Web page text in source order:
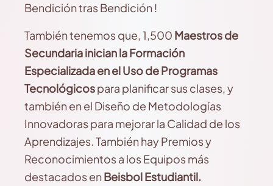
Bendición tras Bendición !
También tenemos que, 1,500 Maestros de
Secundariainician la Formación
Especializada en el Uso de Programas
Tecnológicospara planificar sus clases, y
también en el Diseño de Metodologías
Innovadoras para mejorar la Calidad de los
Aprendizajes. También hay Premios y
Reconocimientos a los Equipos más
destacados enBeisbol Estudiantil.